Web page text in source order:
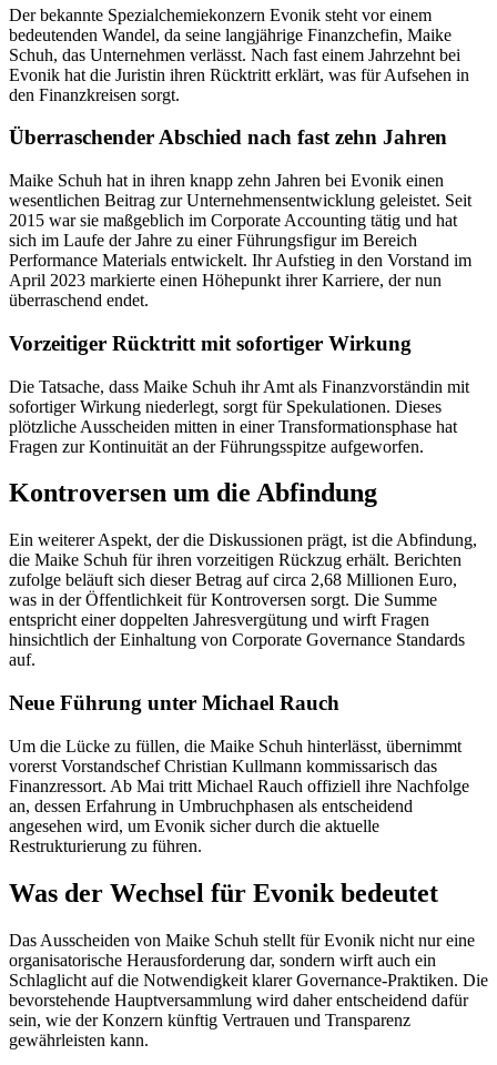
Der bekannte Spezialchemiekonzern Evonik steht vor einem
bedeutenden Wandel, da seine langjährige Finanzchefin, Maike
Schuh, das Unternehmen verlässt. Nach fast einem Jahrzehnt bei
Evonik hat die Juristin ihren Rücktritt erklärt, was für Aufsehen in
den Finanzkreisen sorgt.
Überraschender Abschied nach fast zehn Jahren
Maike Schuh hat in ihren knapp zehn Jahren bei Evonik einen
wesentlichen Beitrag zur Unternehmensentwicklung geleistet. Seit
2015 war sie maßgeblich im Corporate Accounting tätig und hat
sich im Laufe der Jahre zu einer Führungsfigur im Bereich
Performance Materials entwickelt. Ihr Aufstieg in den Vorstand im
April 2023 markierte einen Höhepunkt ihrer Karriere, der nun
überraschend endet.
Vorzeitiger Rücktritt mit sofortiger Wirkung
Die Tatsache, dass Maike Schuh ihr Amt als Finanzvorständin mit
sofortiger Wirkung niederlegt, sorgt für Spekulationen. Dieses
plötzliche Ausscheiden mitten in einer Transformationsphase hat
Fragen zur Kontinuität an der Führungsspitze aufgeworfen.
Kontroversen um die Abfindung
Ein weiterer Aspekt, der die Diskussionen prägt, ist die Abfindung,
die Maike Schuh für ihren vorzeitigen Rückzug erhält. Berichten
zufolge beläuft sich dieser Betrag auf circa 2,68 Millionen Euro,
was in der Öffentlichkeit für Kontroversen sorgt. Die Summe
entspricht einer doppelten Jahresvergütung und wirft Fragen
hinsichtlich der Einhaltung von Corporate Governance Standards
auf.
Neue Führung unter Michael Rauch
Um die Lücke zu füllen, die Maike Schuh hinterlässt, übernimmt
vorerst Vorstandschef Christian Kullmann kommissarisch das
Finanzressort. Ab Mai tritt Michael Rauch offiziell ihre Nachfolge
an, dessen Erfahrung in Umbruchphasen als entscheidend
angesehen wird, um Evonik sicher durch die aktuelle
Restrukturierung zu führen.
Was der Wechsel für Evonik bedeutet
Das Ausscheiden von Maike Schuh stellt für Evonik nicht nur eine
organisatorische Herausforderung dar, sondern wirft auch ein
Schlaglicht auf die Notwendigkeit klarer Governance-Praktiken. Die
bevorstehende Hauptversammlung wird daher entscheidend dafür
sein, wie der Konzern künftig Vertrauen und Transparenz
gewährleisten kann.